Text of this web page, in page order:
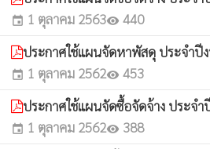
event 1 ตุลาคม 2563visibility 440
ประกาศใช้แผนจัดหาพัสดุ ประจำปี
event 1 ตุลาคม 2562visibility 453
ประกาศใช้แผนจัดซื้อจัดจ้าง ประจ
event 1 ตุลาคม 2562visibility 388